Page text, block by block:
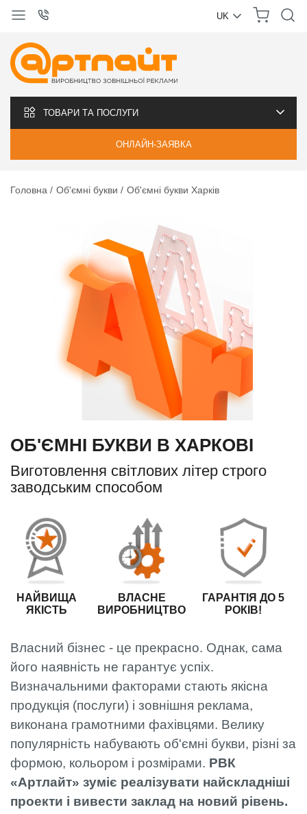
UK
ТОВАРИ ТА ПОСЛУГИ
ОНЛАЙН-ЗАЯВКА
Головна Об'ємні букви Об'ємні букви Харків
ОБ'ЄМНІ БУКВИ В ХАРКОВІ
Виготовлення світлових літер строго
заводським способом
НАЙВИЩА
ЯКІСТЬ
ВЛАСНЕ
ВИРОБНИЦТВО
ГАРАНТІЯ ДО 5
РОКІВ!
Власний бізнес - це прекрасно. Однак, сама
його наявність не гарантує успіх.
Визначальними факторами стають якісна
продукція (послуги) і зовнішня реклама,
виконана грамотними фахівцями. Велику
популярність набувають об'ємні букви, різні за
формою, кольором і розмірами. РВК
«Артлайт» зуміє реалізувати найскладніші
проекти і вивести заклад на новий рівень.